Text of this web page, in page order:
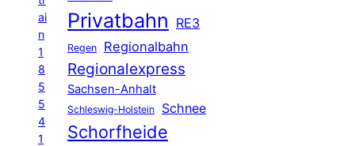
ai
n
1
8
5
5
4
1
Privatbahn RE3
Regen Regionalbahn
Regionalexpress
Sachsen-Anhalt
Schleswig-Holstein Schnee
Schorfheide